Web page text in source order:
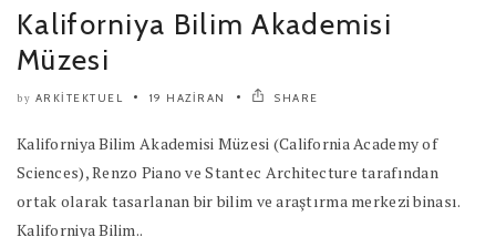
Kaliforniya Bilim Akademisi
Müzesi
by ARKITEKTUEL 19 HAZIRAN SHARE
Kaliforniya Bilim Akademisi Müzesi (California Academy of
Sciences), Renzo Piano ve Stantec Architecture tarafından
ortak olarak tasarlanan bir bilim ve araştırma merkezi binası.
Kaliforniya Bilim..